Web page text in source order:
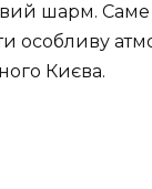
шарм. Саме
особливу
Києва.